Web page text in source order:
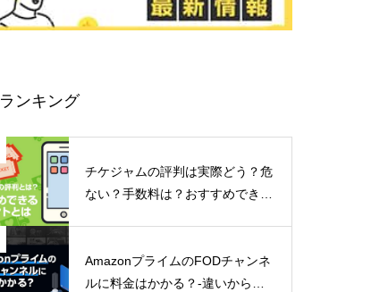
ランキング
チケジャムの評判は実際どう？危
ない？手数料は？おすすめできる
AmazonプライムのFODチャンネ
ルに料金はかかる？-違いからメ